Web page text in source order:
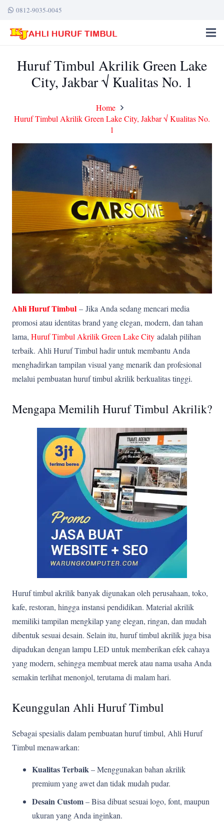
0812-9035-0045
Huruf Timbul Akrilik Green Lake
City, Jakbar √ Kualitas No. 1
Home
Huruf Timbul Akrilik Green Lake City, Jakbar √ Kualitas No.
1
Ahli Huruf Timbul – Jika Anda sedang mencari media
promosi atau identitas brand yang elegan, modern, dan tahan
lama, Huruf Timbul Akrilik Green Lake City adalah pilihan
terbaik. Ahli Huruf Timbul hadir untuk membantu Anda
menghadirkan tampilan visual yang menarik dan profesional
melalui pembuatan huruf timbul akrilik berkualitas tinggi.
Mengapa Memilih Huruf Timbul Akrilik?
Huruf timbul akrilik banyak digunakan oleh perusahaan, toko,
kafe, restoran, hingga instansi pendidikan. Material akrilik
memiliki tampilan mengkilap yang elegan, ringan, dan mudah
dibentuk sesuai desain. Selain itu, huruf timbul akrilik juga bisa
dipadukan dengan lampu LED untuk memberikan efek cahaya
yang modern, sehingga membuat merek atau nama usaha Anda
semakin terlihat menonjol, terutama di malam hari.
Keunggulan Ahli Huruf Timbul
Sebagai spesialis dalam pembuatan huruf timbul, Ahli Huruf
Timbul menawarkan:
Kualitas Terbaik– Menggunakan bahan akrilik
premium yang awet dan tidak mudah pudar.
Desain Custom– Bisa dibuat sesuai logo, font, maupun
ukuran yang Anda inginkan.